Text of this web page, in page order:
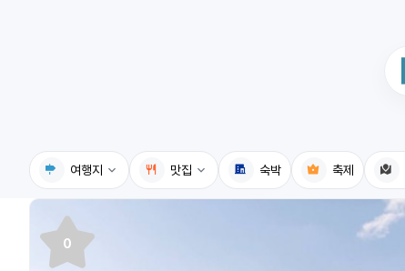
여행지
국내여행지
휴게소
맛집 숙박 축제
0